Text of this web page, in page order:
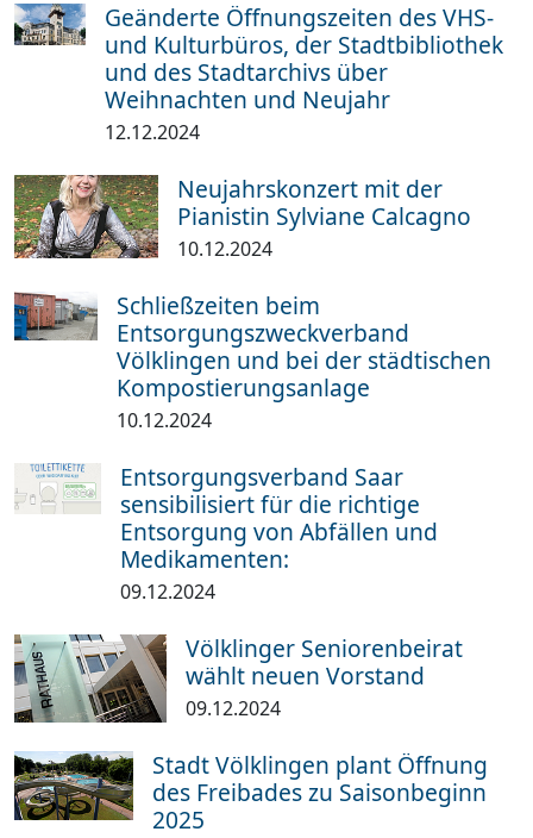
Geänderte Öffnungszeiten des VHS-
und Kulturbüros, der Stadtbibliothek
und des Stadtarchivs über
Weihnachten und Neujahr
12.12.2024
Neujahrskonzert mit der
Pianistin Sylviane Calcagno
10.12.2024
Schließzeiten beim
Entsorgungszweckverband
Völklingen und bei der städtischen
Kompostierungsanlage
10.12.2024
Entsorgungsverband Saar
sensibilisiert für die richtige
Entsorgung von Abfällen und
Medikamenten:
09.12.2024
Völklinger Seniorenbeirat
wählt neuen Vorstand
09.12.2024
Stadt Völklingen plant Öffnung
des Freibades zu Saisonbeginn
2025